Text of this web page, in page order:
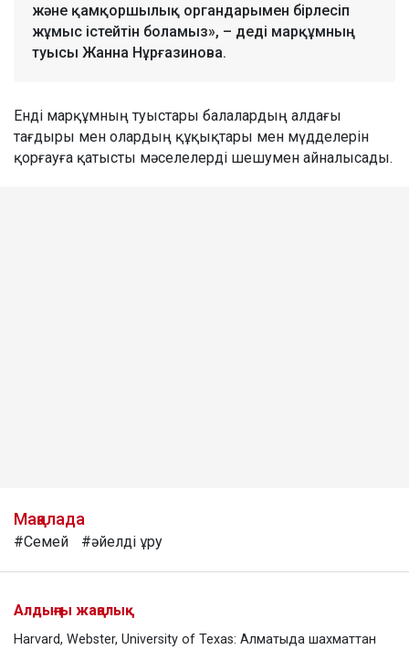
және қамқоршылық органдарымен бірлесіп
жұмыс істейтін боламыз», – деді марқұмның
туысы Жанна Нұрғазинова.
Енді марқұмның туыстары балалардың алдағы
тағдыры мен олардың құқықтары мен мүдделерін
қорғауға қатысты мәселелерді шешумен айналысады.
Мақалада
#Семей #әйелді ұру
Алдыңғы жаңалық
Harvard, Webster, University of Texas: Алматыда шахматтан